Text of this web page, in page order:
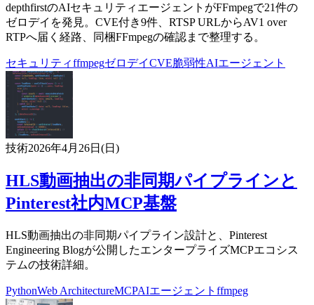
depthfirstのAIセキュリティエージェントがFFmpegで21件の
ゼロデイを発見。CVE付き9件、RTSP URLからAV1 over
RTPへ届く経路、同梱FFmpegの確認まで整理する。
セキュリティffmpegゼロデイCVE脆弱性AIエージェント
技術2026年4月26日(日)
HLS動画抽出の非同期パイプラインと
Pinterest社内MCP基盤
HLS動画抽出の非同期パイプライン設計と、Pinterest
Engineering Blogが公開したエンタープライズMCPエコシス
テムの技術詳細。
PythonWeb ArchitectureMCPAIエージェント ffmpeg